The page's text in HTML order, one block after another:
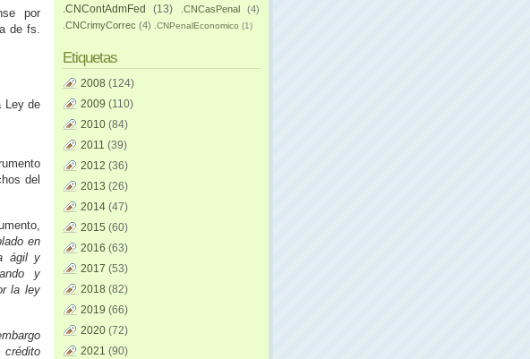
por
de fs.
Ley de
del
en
ágil y
y
la ley
crédito
.CNContAdmFed
(13) .CNCasPenal
(4)
.CNCrimyCorrec (4) .CNPenalEconomico (1)
Etiquetas
2008 (124)
2009 (110)
2010 (84)
2011 (39)
2012 (36)
2013 (26)
2014 (47)
2015 (60)
2016 (63)
2017 (53)
2018 (82)
2019 (66)
2020 (72)
2021 (90)